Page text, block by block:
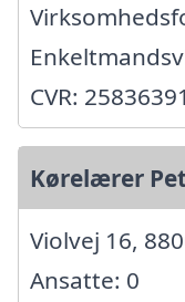
CVR: 25836391
Kørelærer
Violvej 16,
Ansatte: 0